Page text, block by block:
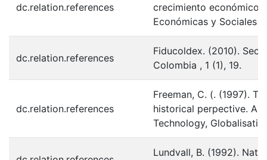
dc.relation.references
crecimiento económico.
Económicas y Sociales
dc.relation.references
Fiducoldex. (2010).
Colombia , 1 (1), 19.
dc.relation.references
Freeman, C. (. (1997).
historical perpective.
Technology,
Lundvall, B. (1992).